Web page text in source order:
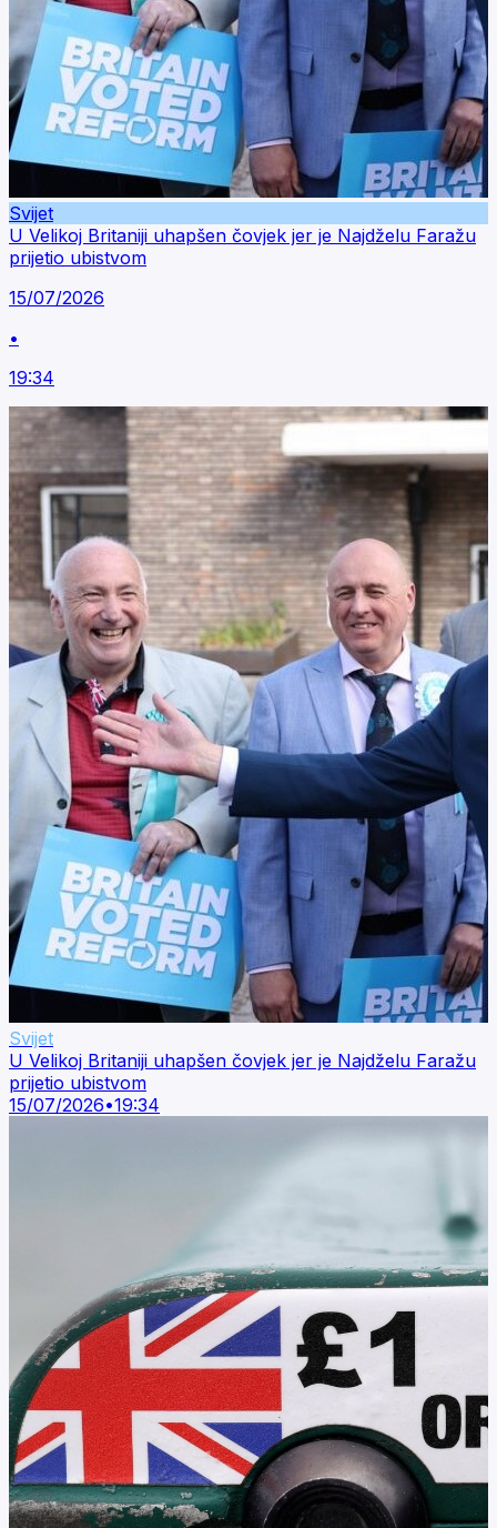
Svijet
U Velikoj Britaniji uhapšen čovjek jer je Najdželu Faražu
prijetio ubistvom
15/07/2026
•
19:34
Svijet
U Velikoj Britaniji uhapšen čovjek jer je Najdželu Faražu
prijetio ubistvom
15/07/2026•19:34